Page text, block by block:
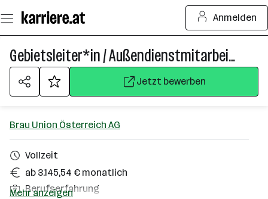
Seiteninhalt
springen
Anmelden
Gebietsleiter*in / Außendienstmitarbeiter*in - Geschäftsfeld Lebensmittelhandel (w/m/d)
Jetzt bewerben
Brau Union Österreich AG
Vollzeit
ab 3.145,54 € monatlich
Berufserfahrung
Mehr anzeigen